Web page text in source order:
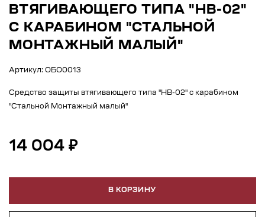
ВТЯГИВАЮЩЕГО ТИПА "НВ-02"
С КАРАБИНОМ "СТАЛЬНОЙ
МОНТАЖНЫЙ МАЛЫЙ"
Артикул: ОБО0013
Средство защиты втягивающего типа "НВ-02" с карабином
"Стальной Монтажный малый"
14 004 ₽
В КОРЗИНУ